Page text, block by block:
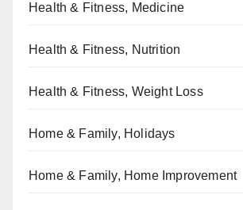
Health & Fitness, Medicine
Health & Fitness, Nutrition
Health & Fitness, Weight Loss
Home & Family, Holidays
Home & Family, Home Improvement